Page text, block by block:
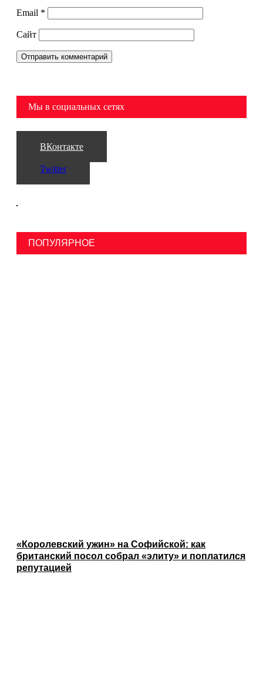
Email *
Сайт
Мы в социальных сетях
ВКонтакте
Twitter
ПОПУЛЯРНОЕ
«Королевский ужин» на Софийской: как
британский посол собрал «элиту» и поплатился
репутацией